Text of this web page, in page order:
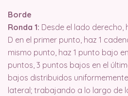
Borde
Ronda 1: Desde el lado derecho,
D en el primer punto, haz 1
mismo punto, haz 1 punto bajo
puntos, 3 puntos bajos en el
bajos distribuidos
lateral; trabajando a lo largo de